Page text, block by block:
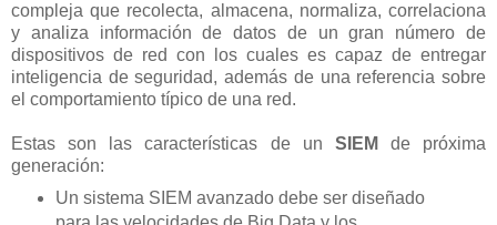
compleja que recolecta, almacena, normaliza, correlaciona
y analiza información de datos de un gran número de
dispositivos de red con los cuales es capaz de entregar
inteligencia de seguridad, además de una referencia sobre
el comportamiento típico de una red.
Estas son las características de un SIEM de próxima
generación:
Un sistema SIEM avanzado debe ser diseñado